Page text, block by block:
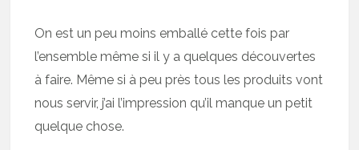
On est un peu moins emballé cette fois par
l’ensemble même si il y a quelques découvertes
à faire. Même si à peu près tous les produits vont
nous servir, j’ai l’impression qu’il manque un petit
quelque chose.